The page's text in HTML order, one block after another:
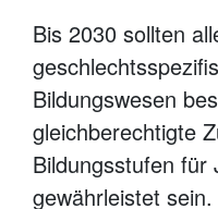
Bis 2030 sollten
Bildungswesen
gleichberechtigte
Bildungsstufen für
gewährleistet